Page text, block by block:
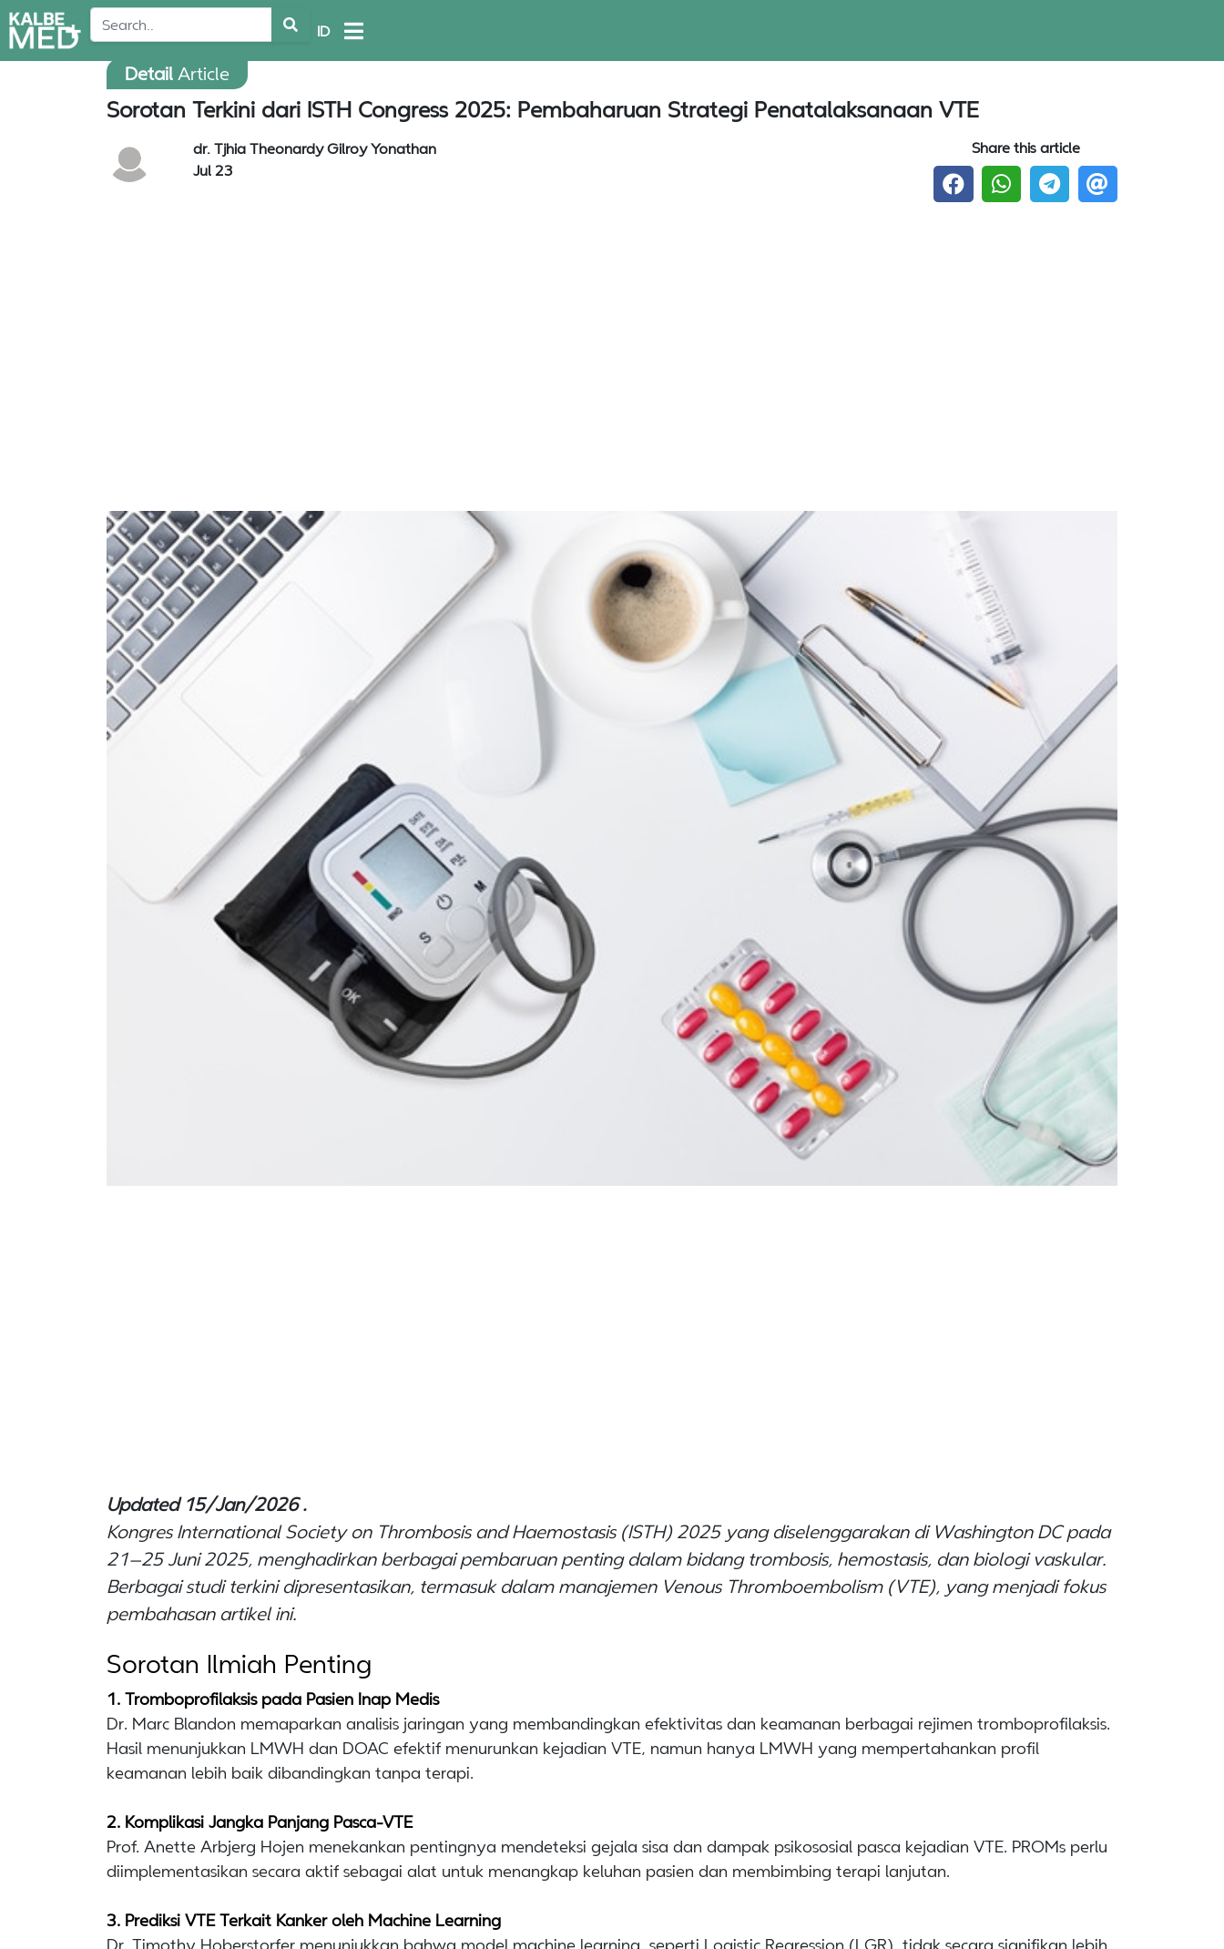
ID
Detail Article
Sorotan Terkini dari ISTH Congress 2025: Pembaharuan Strategi Penatalaksanaan VTE
dr. Tjhia Theonardy Gilroy Yonathan
Jul 23
Share this article
Updated 15/Jan/2026 .
Kongres International Society on Thrombosis and Haemostasis (ISTH) 2025 yang diselenggarakan di Washington DC pada
21–25 Juni 2025, menghadirkan berbagai pembaruan penting dalam bidang trombosis, hemostasis, dan biologi vaskular.
Berbagai studi terkini dipresentasikan, termasuk dalam manajemen Venous Thromboembolism (VTE), yang menjadi fokus
pembahasan artikel ini.
Sorotan Ilmiah Penting
1. Tromboprofilaksis pada Pasien Inap Medis
Dr. Marc Blandon memaparkan analisis jaringan yang membandingkan efektivitas dan keamanan berbagai rejimen tromboprofilaksis.
Hasil menunjukkan LMWH dan DOAC efektif menurunkan kejadian VTE, namun hanya LMWH yang mempertahankan profil
keamanan lebih baik dibandingkan tanpa terapi.
2. Komplikasi Jangka Panjang Pasca-VTE
Prof. Anette Arbjerg Hojen menekankan pentingnya mendeteksi gejala sisa dan dampak psikososial pasca kejadian VTE. PROMs perlu
diimplementasikan secara aktif sebagai alat untuk menangkap keluhan pasien dan membimbing terapi lanjutan.
3. Prediksi VTE Terkait Kanker oleh Machine Learning
Dr. Timothy Hoberstorfer menunjukkan bahwa model machine learning, seperti Logistic Regression (LGR), tidak secara signifikan lebih